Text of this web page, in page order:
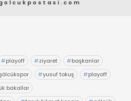
#playoff #ziyaret #başkanlar
#yusuf tokuş #playoff
bakallar